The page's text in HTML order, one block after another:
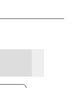
かくもの）は、九
つです。